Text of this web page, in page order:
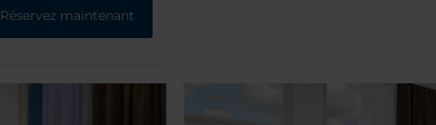
Réservez maintenant